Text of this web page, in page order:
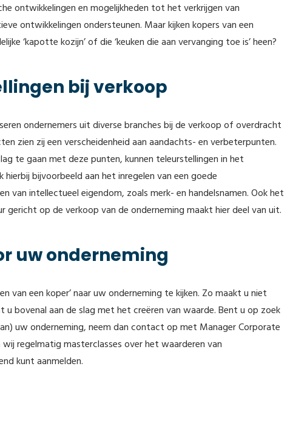
ontwikkelingen en mogelijkheden tot het verkrijgen van
ontwikkelingen ondersteunen. Maar kijken kopers van een
‘kapotte kozijn’ of die ‘keuken die aan vervanging toe is’ heen?
bij verkoop
ondernemers uit diverse branches bij de verkoop of overdracht
zien zij een verscheidenheid aan aandachts- en verbeterpunten.
te gaan met deze punten, kunnen teleurstellingen in het
bijvoorbeeld aan het inregelen van een goede
van intellectueel eigendom, zoals merk- en handelsnamen. Ook het
gericht op de verkoop van de onderneming maakt hier deel van uit.
uw onderneming
van een koper’ naar uw onderneming te kijken. Zo maakt u niet
bovenal aan de slag met het creëren van waarde. Bent u op zoek
uw onderneming, neem dan contact op met Manager Corporate
wij regelmatig masterclasses over het waarderen van
kunt aanmelden.